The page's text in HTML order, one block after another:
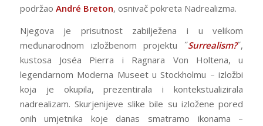
podržao André Breton, osnivač pokreta Nadrealizma.
Njegova je prisutnost zabilježena i u velikom
međunarodnom izložbenom projektu ˝Surrealism?˝,
kustosa Joséa Pierra i Ragnara Von Holtena, u
legendarnom Moderna Museet u Stockholmu – izložbi
koja je okupila, prezentirala i kontekstualizirala
nadrealizam. Skurjenijeve slike bile su izložene pored
onih umjetnika koje danas smatramo ikonama –